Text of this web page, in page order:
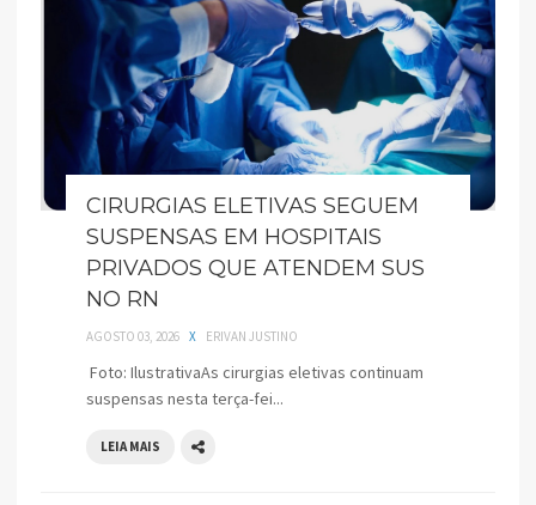
CIRURGIAS ELETIVAS SEGUEM
SUSPENSAS EM HOSPITAIS
PRIVADOS QUE ATENDEM SUS
NO RN
AGOSTO 03, 2026 X ERIVAN JUSTINO
Foto: IlustrativaAs cirurgias eletivas continuam
suspensas nesta terça-fei...
LEIA MAIS